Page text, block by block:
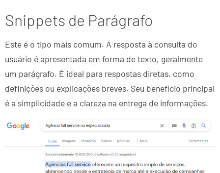
Snippets de Parágrafo
Este é o tipo mais comum. A resposta à consulta do
usuário é apresentada em forma de texto, geralmente
um parágrafo. É ideal para respostas diretas, como
definições ou explicações breves. Seu benefício principal
é a simplicidade e a clareza na entrega de informações.